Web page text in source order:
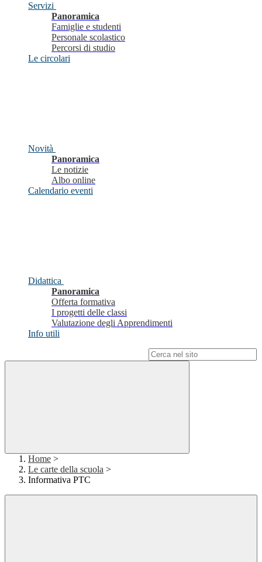
Servizi
Panoramica
Famiglie e studenti
Personale scolastico
Percorsi di studio
Le circolari
Novità
Panoramica
Le notizie
Albo online
Calendario eventi
Didattica
Panoramica
Offerta formativa
I progetti delle classi
Valutazione degli Apprendimenti
Info utili
Home >
Le carte della scuola >
Informativa PTC